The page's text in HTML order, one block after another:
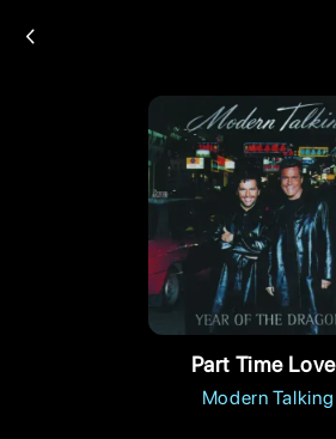
Part Time
Modern Talking